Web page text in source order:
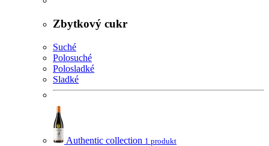
Zbytkový cukr
Suché
Polosuché
Polosladké
Sladké
Authentic collection 1 produkt